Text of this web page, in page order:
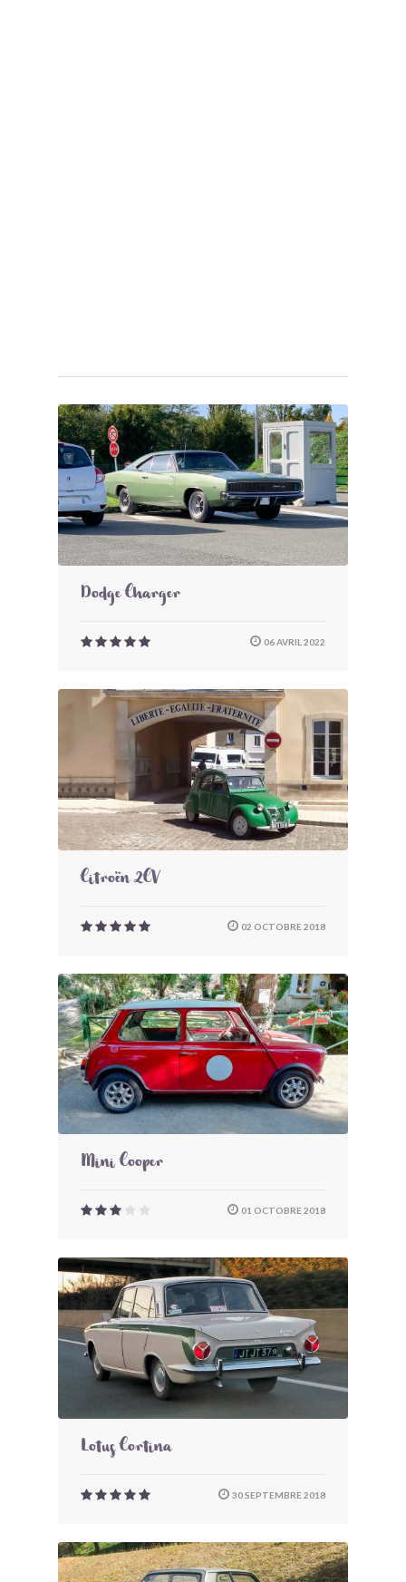
Dodge Charger
06 AVRIL 2022
Citroën 2CV
02 OCTOBRE 2018
Mini Cooper
01 OCTOBRE 2018
Lotus Cortina
30 SEPTEMBRE 2018